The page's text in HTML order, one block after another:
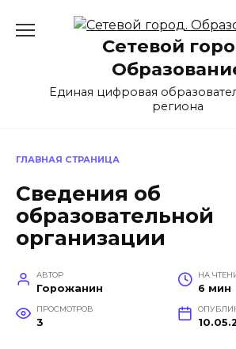
Сетевой
Единая цифровая
региона
ГЛАВНАЯ СТРАНИЦА
Cведения об
образовательной
организации
АВТОР
Горожанин
НА
6 мин
ПРОСМОТРОВ
3